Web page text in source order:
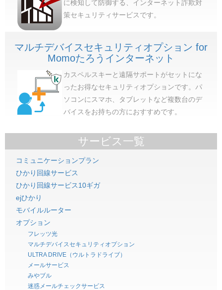
に検知して防御する、インターネット詐欺対
策セキュリティサービスです。
マルチデバイスセキュリティオプション for
Momoたろうインターネット
カスペルスキーと遠隔サポートがセットにな
ったお得なセキュリティオプションです。パ
ソコンにスマホ、タブレットなど複数台のデ
バイスをお持ちの方におすすめです。
サービス一覧
コミュニケーションプラン
ひかり回線サービス
ひかり回線サービス10ギガ
ejひかり
モバイルルーター
オプション
フレッツ光
マルチデバイスセキュリティオプション
ULTRA DRIVE（ウルトラドライブ）
メールサービス
みやブル
迷惑メールチェックサービス